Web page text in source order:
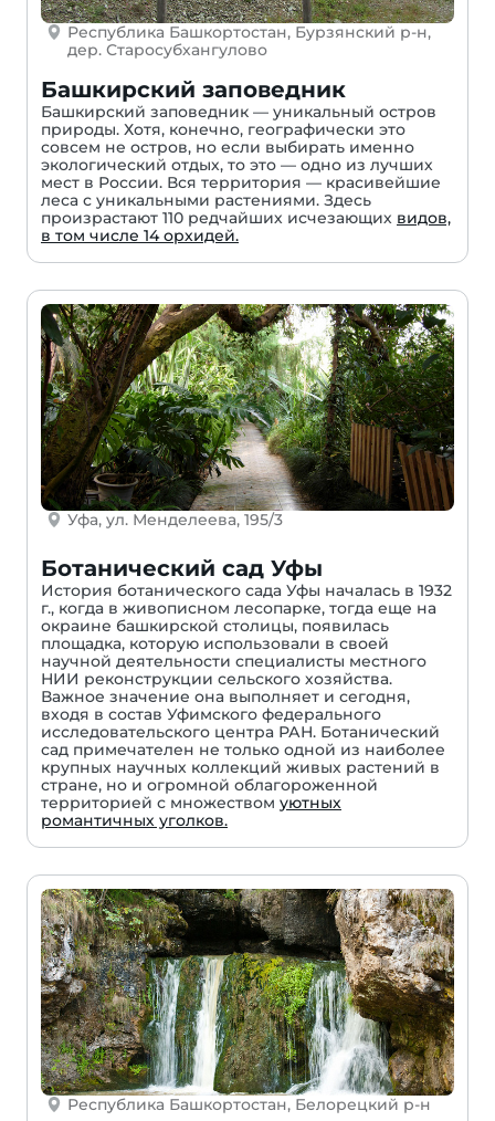
Республика Башкортостан, Бурзянский р-н,
дер. Старосубхангулово
Башкирский заповедник
Башкирский заповедник — уникальный остров
природы. Хотя, конечно, географически это
совсем не остров, но если выбирать именно
экологический отдых, то это — одно из лучших
мест в России. Вся территория — красивейшие
леса с уникальными растениями. Здесь
произрастают 110 редчайших исчезающих видов,
в том числе 14 орхидей.
Уфа, ул. Менделеева, 195/3
Ботанический сад Уфы
История ботанического сада Уфы началась в 1932
г., когда в живописном лесопарке, тогда еще на
окраине башкирской столицы, появилась
площадка, которую использовали в своей
научной деятельности специалисты местного
НИИ реконструкции сельского хозяйства.
Важное значение она выполняет и сегодня,
входя в состав Уфимского федерального
исследовательского центра РАН. Ботанический
сад примечателен не только одной из наиболее
крупных научных коллекций живых растений в
стране, но и огромной облагороженной
территорией с множеством уютных
романтичных уголков.
Республика Башкортостан, Белорецкий р-н